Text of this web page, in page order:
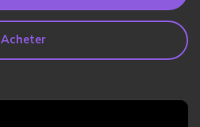
Lire Plus>
Acheter